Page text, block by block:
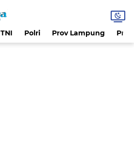
TNI Polri Prov Lampung